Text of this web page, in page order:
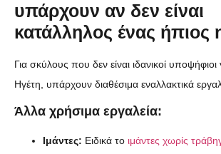
υπάρχουν αν δεν είναι
κατάλληλος ένας ήπιος
Για σκύλους που δεν είναι ιδανικοί υποψήφιοι
Ηγέτη, υπάρχουν διαθέσιμα εναλλακτικά
Άλλα χρήσιμα εργαλεία:
Ιμάντες: Ειδικά το ιμάντες χωρίς